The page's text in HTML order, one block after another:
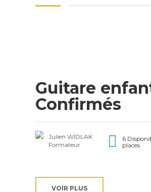
Guitare
Confirmés
Julien WIDLAK
Formateur
6
places
VOIR PLUS